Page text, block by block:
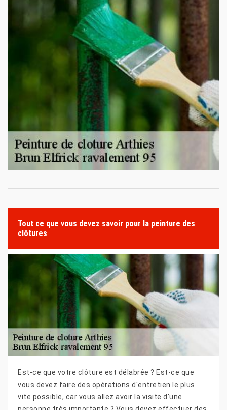
Tout ce que vous devez savoir pour la peinture des
clôtures
Est-ce que votre clôture est délabrée ? Est-ce que
vous devez faire des opérations d'entretien le plus
vite possible, car vous allez avoir la visite d'une